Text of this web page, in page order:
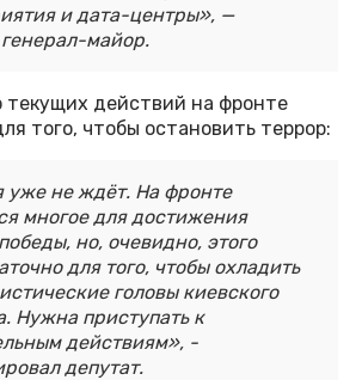
и дата-центры», —
майор.
текущих действий на фронте
того, чтобы остановить террор:
уже не ждёт. На фронте
многое для достижения
но, очевидно, этого
для того, чтобы охладить
головы киевского
Нужна приступать к
действиям», -
депутат.